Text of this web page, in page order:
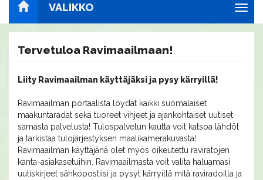
VALIKKO
Tervetuloa Ravimaailmaan!
Liity Ravimaailman käyttäjäksi ja pysy kärryillä!
Ravimaailman portaalista löydät kaikki suomalaiset
maakuntaradat sekä tuoreet vihjeet ja ajankohtaiset uutiset
samasta palvelusta! Tulospalvelun kautta voit katsoa lähdöt
ja tarkistaa tulojärjestyksen maalikamerakuvasta!
Ravimaailman käyttäjänä olet myös oikeutettu raviratojen
kanta-asiakasetuihin. Ravimaailmasta voit valita haluamasi
uutiskirjeet sähköpostiisi ja pysyt kärryillä mitä raviradoilla ja